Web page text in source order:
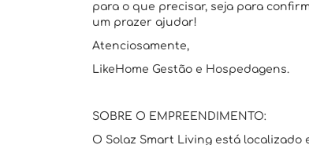
para o que precisar, seja para
um prazer ajudar!
Atenciosamente,
LikeHome Gestão e Hospedagens.
SOBRE O EMPREENDIMENTO:
O Solaz Smart Living está